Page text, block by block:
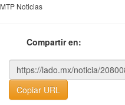
MTP Noticias
Compartir en:
Copiar URL